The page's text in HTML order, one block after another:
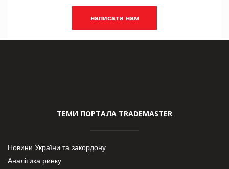
написати нам
ТЕМИ ПОРТАЛА TRADEMASTER
Новини України та закордону
Аналітика ринку